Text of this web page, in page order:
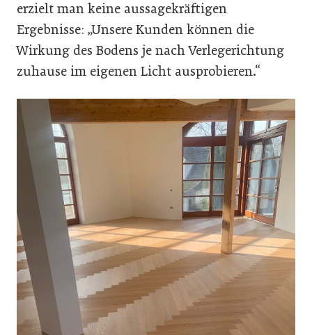
erzielt man keine aussagekräftigen
Ergebnisse: „Unsere Kunden können die
Wirkung des Bodens je nach Verlegerichtung
zuhause im eigenen Licht ausprobieren.“